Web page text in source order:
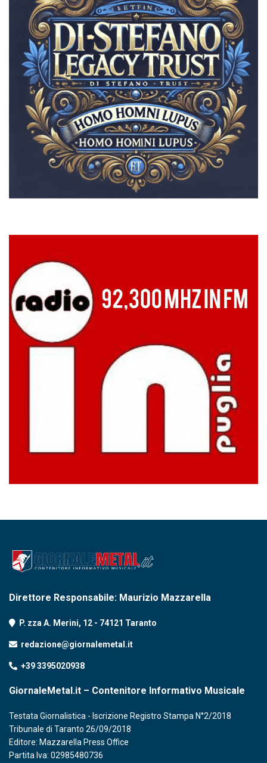
Direttore Responsabile: Maurizio Mazzarella
P. zza A. Merini, 12 - 74121 Taranto
redazione@giornalemetal.it
+39 3395020938
GiornaleMetal.it – Contenitore Informativo Musicale
Testata Giornalistica - Iscrizione Registro Stampa N°2/2018
Tribunale di Taranto 26/09/2018
Editore: Mazzarella Press Office
Partita Iva: 02985480736